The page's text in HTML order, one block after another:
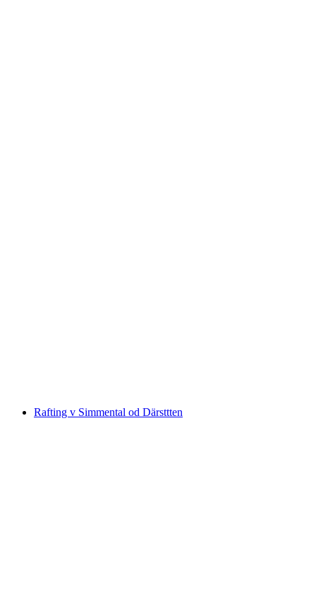
Rafting v Simmental od Därsttten